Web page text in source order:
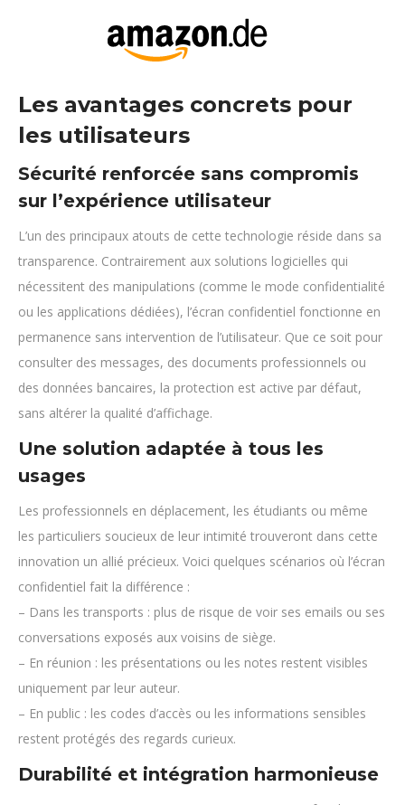
Les avantages concrets pour
les utilisateurs
Sécurité renforcée sans compromis
sur l’expérience utilisateur
L’un des principaux atouts de cette technologie réside dans sa
transparence. Contrairement aux solutions logicielles qui
nécessitent des manipulations (comme le mode confidentialité
ou les applications dédiées), l’écran confidentiel fonctionne en
permanence sans intervention de l’utilisateur. Que ce soit pour
consulter des messages, des documents professionnels ou
des données bancaires, la protection est active par défaut,
sans altérer la qualité d’affichage.
Une solution adaptée à tous les
usages
Les professionnels en déplacement, les étudiants ou même
les particuliers soucieux de leur intimité trouveront dans cette
innovation un allié précieux. Voici quelques scénarios où l’écran
confidentiel fait la différence :
– Dans les transports : plus de risque de voir ses emails ou ses
conversations exposés aux voisins de siège.
– En réunion : les présentations ou les notes restent visibles
uniquement par leur auteur.
– En public : les codes d’accès ou les informations sensibles
restent protégés des regards curieux.
Durabilité et intégration harmonieuse